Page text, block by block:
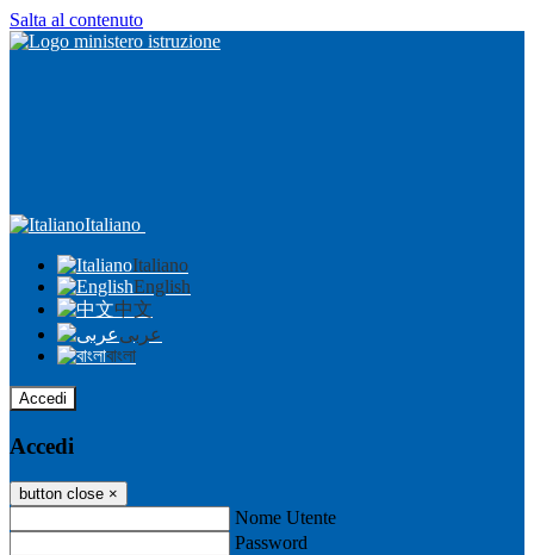
Salta al contenuto
Italiano
Italiano
English
中文
عربى
বাংলা
Accedi
Accedi
button close ×
Nome Utente
Password